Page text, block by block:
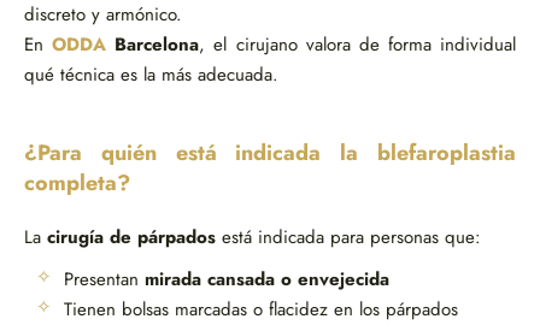
discreto y armónico.
EnODDA Barcelona, el cirujano valora de forma individual
qué técnica es la más adecuada.
¿Para quién está indicada la blefaroplastia
completa?
La cirugía de párpados está indicada para personas que:
Presentan mirada cansada o envejecida
Tienen bolsas marcadas o flacidez en los párpados